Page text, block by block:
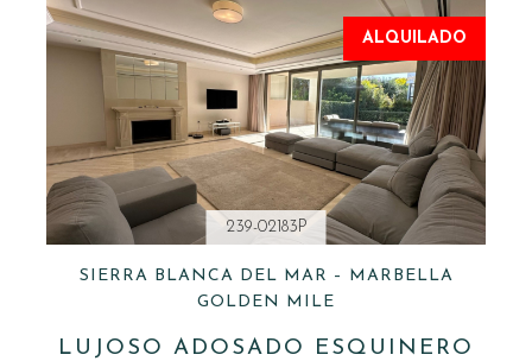
ALQUILADO
SIERRA BLANCA DEL MAR – MARBELLA
GOLDEN MILE
LUJOSO ADOSADO ESQUINERO
239-02183P